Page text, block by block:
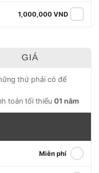
1,000,000 VND
GIÁ
thứ phải có để
toán tối thiểu 01 năm
Miễn phí